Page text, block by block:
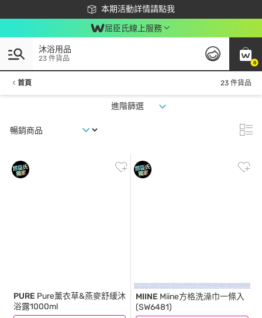
本期活動詳情請點我
下載app最高回饋$350
屈臣氏線上服務
0
沐浴用品
23 件貨品
首頁 23 件貨品
進階篩選
PURE Pure薰衣草&燕麥舒緩沐
浴露1000ml
MIINE Miine方格洗澡巾一條入
(SW6481)